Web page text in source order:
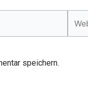
speichern.